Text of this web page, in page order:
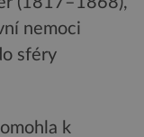
nemoci
sféry
k